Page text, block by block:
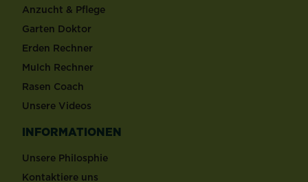
Anzucht & Pflege
Garten Doktor
Erden Rechner
Mulch Rechner
Rasen Coach
Unsere Videos
INFORMATIONEN
Unsere Philosphie
Kontaktiere uns